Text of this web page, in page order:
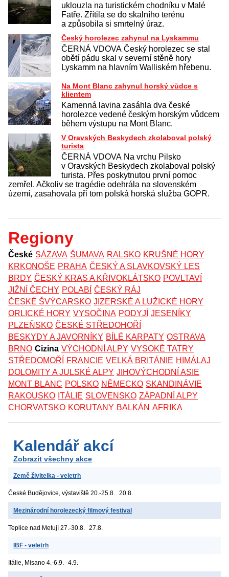
uklouzla na turistickém chodníku v Malé
Fatře. Zřítila se do skalního terénu
a způsobila si smrtelný úraz.
Český horolezec zahynul na Lyskammu
ČERNÁ VDOVA Český horolezec se stal
obětí pádu skal v severní stěně hory
Lyskamm na hlavním Walliském hřebenu.
Na Mont Blanc zahynul horský vůdce s
klientem
Kamenná lavina zasáhla dva české
horolezce vedené českým horským vůdcem
během výstupu na Mont Blanc.
V Oravských Beskydech zkolaboval polský
turista
ČERNÁ VDOVA Na vrchu Pilsko
v Oravských Beskydech zkolaboval polský
turista. Přes poskytnutou první pomoc
zemřel. Ačkoliv se tragédie odehrála na slovenském
území, zasahovala při tom polská horská služba GOPR.
Regiony
České SÁZAVA ŠUMAVA RALSKO KRUŠNÉ HORY
KRKONOŠE PRAHA ČESKÝ A SLAVKOVSKÝ LES
BRDY ČESKÝ KRAS A KŘIVOKLÁTSKO POVLTAVÍ
JIŽNÍ ČECHY POLABÍ ČESKÝ RÁJ
ČESKÉ ŠVÝCARSKO JIZERSKÉ A LUŽICKÉ HORY
ORLICKÉ HORY VYSOČINA PODYJÍ JESENÍKY
PLZEŇSKO ČESKÉ STŘEDOHOŘÍ
BESKYDY A JAVORNÍKY BÍLÉ KARPATY OSTRAVA
BRNO Cizina VÝCHODNÍ ALPY VYSOKÉ TATRY
STŘEDOMOŘÍ
FRANCIE VELKÁ BRITÁNIE HIMÁLAJ
DOLOMITY A JULSKÉ ALPY JIHOVÝCHODNÍ ASIE
MONT BLANC POLSKO NĚMECKO SKANDINÁVIE
RAKOUSKO ITÁLIE SLOVENSKO ZÁPADNÍ ALPY
CHORVATSKO KORUTANY BALKÁN AFRIKA
Kalendář akcí
Zobrazit všechny akce
Země živitelka - veletrh
České Budějovice, výstaviště 20.-25.8. 20.8.
Mezinárodní horolezecký filmový festival
Teplice nad Metují 27.-30.8. 27.8.
IBF - veletrh
Itálie, Misano 4.-6.9. 4.9.